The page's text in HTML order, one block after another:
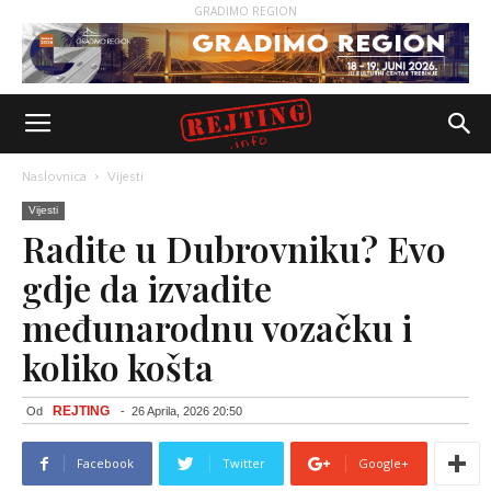
GRADIMO REGION
Naslovnica Vijesti
Vijesti
Radite u Dubrovniku? Evo
gdje da izvadite
međunarodnu vozačku i
koliko košta
Od REJTING - 26 Aprila, 2026 20:50
Facebook Twitter Google+